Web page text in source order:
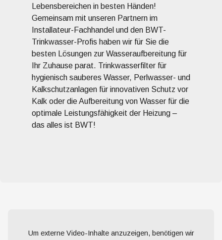
Lebensbereichen in besten Händen!
Gemeinsam mit unseren Partnern im
Installateur-Fachhandel und den BWT-
Trinkwasser-Profis haben wir für Sie die
besten Lösungen zur Wasseraufbereitung für
Ihr Zuhause parat. Trinkwasserfilter für
hygienisch sauberes Wasser, Perlwasser- und
Kalkschutzanlagen für innovativen Schutz vor
Kalk oder die Aufbereitung von Wasser für die
optimale Leistungsfähigkeit der Heizung –
das alles ist BWT!
Um externe Video-Inhalte anzuzeigen, benötigen wir